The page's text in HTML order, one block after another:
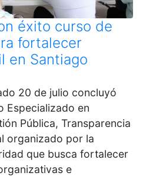
éxito curso de
fortalecer
en Santiago
20 de julio concluyó
Especializado en
Pública, Transparencia
organizado por la
que busca fortalecer
e